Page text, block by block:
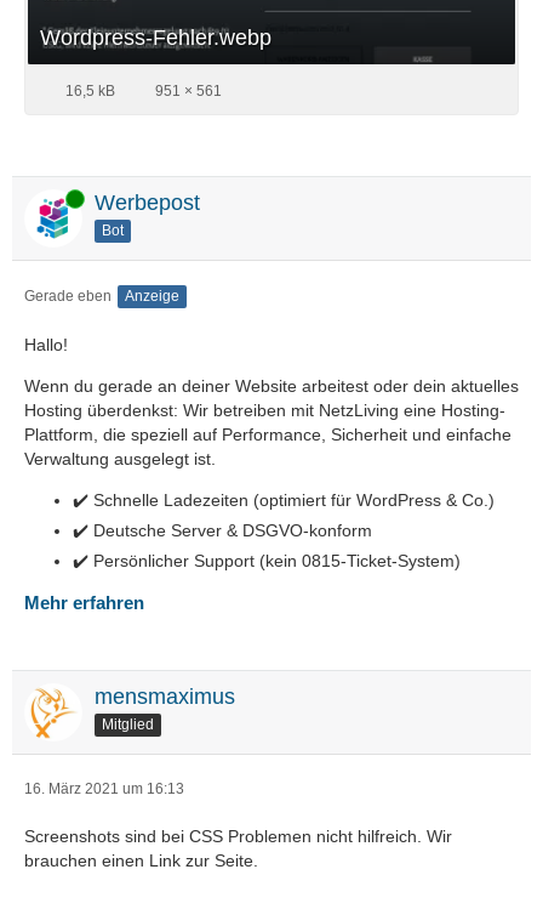
Wordpress-Fehler.webp
16,5 kB 951 × 561
Online Werbepost
Bot
Gerade eben Anzeige
Hallo!
Wenn du gerade an deiner Website arbeitest oder dein aktuelles
Hosting überdenkst: Wir betreiben mit NetzLiving eine Hosting-
Plattform, die speziell auf Performance, Sicherheit und einfache
Verwaltung ausgelegt ist.
✔️ Schnelle Ladezeiten (optimiert für WordPress & Co.)
✔️ Deutsche Server & DSGVO-konform
✔️ Persönlicher Support (kein 0815-Ticket-System)
Mehr erfahren
mensmaximus
Mitglied
16. März 2021 um 16:13
Screenshots sind bei CSS Problemen nicht hilfreich. Wir
brauchen einen Link zur Seite.